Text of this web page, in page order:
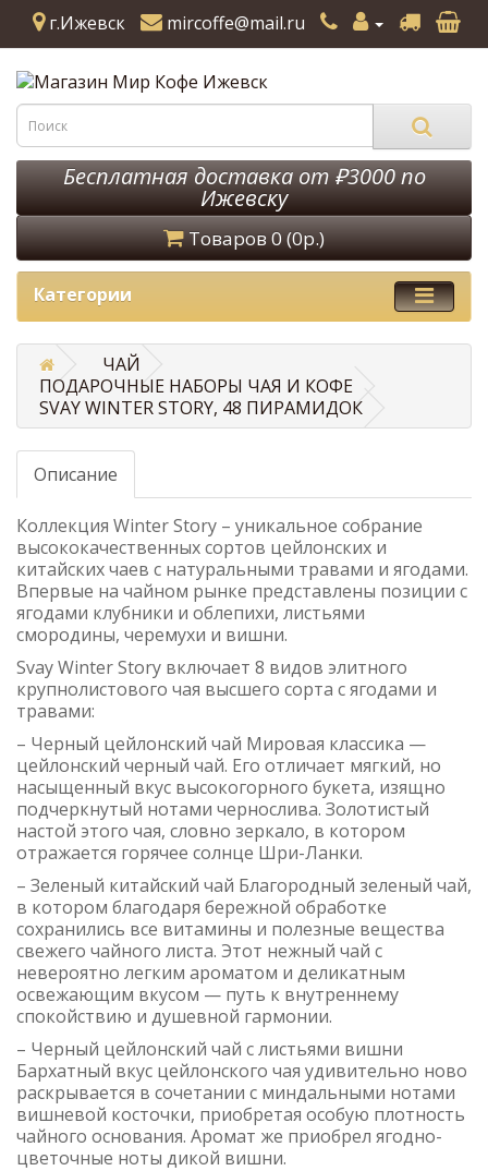
г.Ижевск mircoffe@mail.ru
Бесплатная доставка от ₽3000 по
Ижевску
Товаров 0 (0р.)
Категории
ЧАЙ
ПОДАРОЧНЫЕ НАБОРЫ ЧАЯ И КОФЕ
SVAY WINTER STORY, 48 ПИРАМИДОК
Описание
Коллекция Winter Story – уникальное собрание
высококачественных сортов цейлонских и
китайских чаев с натуральными травами и ягодами.
Впервые на чайном рынке представлены позиции с
ягодами клубники и облепихи, листьями
смородины, черемухи и вишни.
Svay Winter Story включает 8 видов элитного
крупнолистового чая высшего сорта с ягодами и
травами:
– Черный цейлонский чай Мировая классика —
цейлонский черный чай. Его отличает мягкий, но
насыщенный вкус высокогорного букета, изящно
подчеркнутый нотами чернослива. Золотистый
настой этого чая, словно зеркало, в котором
отражается горячее солнце Шри-Ланки.
– Зеленый китайский чай Благородный зеленый чай,
в котором благодаря бережной обработке
сохранились все витамины и полезные вещества
свежего чайного листа. Этот нежный чай с
невероятно легким ароматом и деликатным
освежающим вкусом — путь к внутреннему
спокойствию и душевной гармонии.
– Черный цейлонский чай с листьями вишни
Бархатный вкус цейлонского чая удивительно ново
раскрывается в сочетании с миндальными нотами
вишневой косточки, приобретая особую плотность
чайного основания. Аромат же приобрел ягодно-
цветочные ноты дикой вишни.